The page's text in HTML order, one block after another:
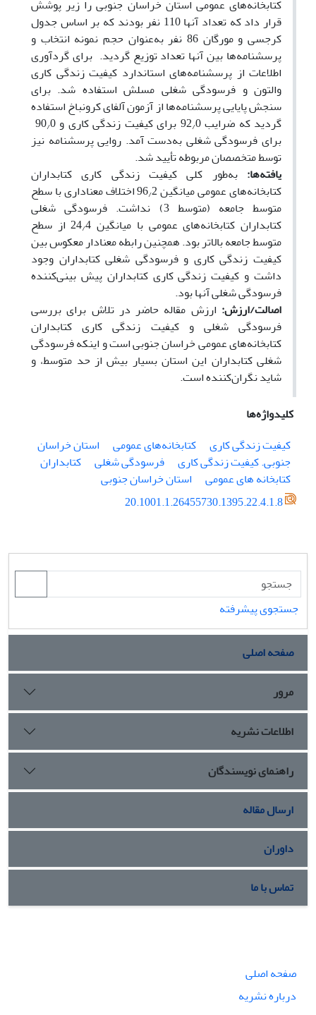
کتابخانه‌های عمومی استان خراسان جنوبی را زیر پوشش
قرار داد که تعداد آنها 110 نفر بودند که بر اساس جدول
کرجسی و مورگان 86 نفر به‌عنوان حجم نمونه انتخاب و
پرسشنامه‌ها بین آنها تعداد توزیع گردید. برای گردآوری
اطلاعات از پرسشنامه‌های استاندارد کیفیت زندگی کاری
والتون و فرسودگی شغلی مسلش استفاده شد. برای
سنجش پایایی پرسشنامه‌ها از آزمون آلفای کرونباخ استفاده
گردید که ضرایب 92 /0 برای کیفیت زندگی کاری و 90 /
برای فرسودگی شغلی به‌دست آمد. روایی پرسشنامه نیز
توسط متخصصان مربوطه تأیید شد.
یافته‌ها:به‌طور کلی کیفیت زندگی کاری کتابداران
کتابخانه‌های عمومی میانگین 96 /
2 اختلاف معناداری با سطح
متوسط جامعه (متوسط 3) نداشت. فرسودگی شغلی
کتابداران کتابخانه‌های عمومی با میانگین 24
/
4 از سطح
متوسط جامعه بالاتر بود. همچنین رابطه معنادار معکوس بین
کیفیت زندگی کاری و فرسودگی شغلی کتابداران وجود
داشت و کیفیت زندگی کاری کتابداران پیش بینی‌کننده
فرسودگی شغلی آنها بود.
اصالت/ارزش: ارزش مقاله حاضر در تلاش برای بررسی
فرسودگی شغلی و کیفیت زندگی کاری کتابداران
کتابخانه‌های عمومی خراسان جنوبی است و اینکه فرسودگی
شغلی کتابداران این استان بسیار بیش از حد متوسط، و
شاید نگران‌کننده است.
کلیدواژه‌ها
کیفیت زندگی کاری
کتابخانه‌های عمومی
استان خراسان
جنوبی. کیفیت زندگی کاری
فرسودگی شغلی
کتابداران
کتابخانه های عمومی
استان خراسان جنوبی
20.1001.1.26455730.1395.22.4.1.8
جستجوی پیشرفته
صفحه اصلی
مرور
اطلاعات نشریه
راهنمای نویسندگان
ارسال مقاله
داوران
تماس با ما
صفحه اصلی
درباره نشریه